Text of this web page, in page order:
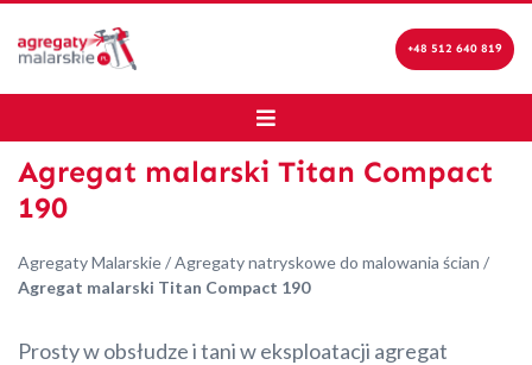
+48 512 640 819
Agregat malarski Titan Compact
190
Agregaty Malarskie/Agregaty natryskowe do malowania ścian /
Agregat malarski Titan Compact 190
Prosty w obsłudze i tani w eksploatacji agregat